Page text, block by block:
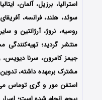
استرالیا، برزیل، آلمان،
سوئد، هلند، فرانسه،
روسیه، نروژ، آرژانتین و
منتشر گردید؛ تهیه‌کنندگی
جیمز کامرون، سرنا دیویس،
مشترک برعهده داشته،
استفن مور و گری توماس